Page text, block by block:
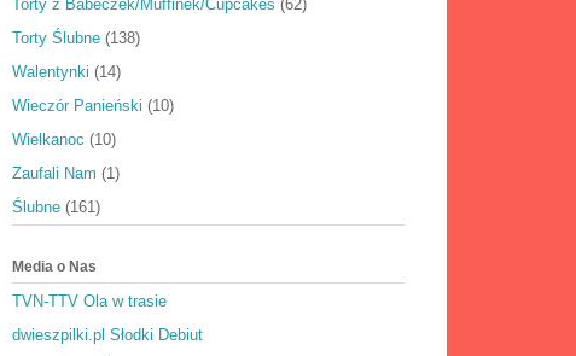
Torty z Babeczek/Muffinek/Cupcakes (62)
Torty Ślubne (138)
Walentynki (14)
Wieczór Panieński (10)
Wielkanoc (10)
Zaufali Nam (1)
Ślubne (161)
Media o Nas
TVN-TTV Ola w trasie
dwieszpilki.pl Słodki Debiut